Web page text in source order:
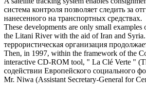
система контроля позволяет следить за
нанесенного на транспортных средствах.
These developments are only small
the Litani Riverwith the aid ofIran and Syria.
террористическая организация
Then, in 1997, within the framework of the
interactive CD-ROM tool, " La Clé Verte "
содействии Европейского социального
Mr. Niwa (Assistant Secretary-General for